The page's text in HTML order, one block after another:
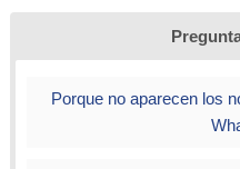
Porque no aparecen los